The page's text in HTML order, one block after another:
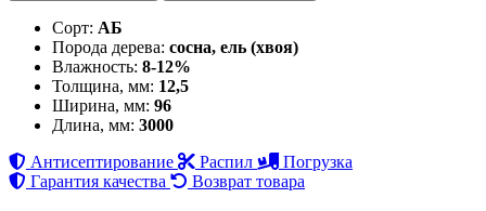
Сорт: АБ
Порода дерева: сосна, ель (хвоя)
Влажность: 8-12%
Толщина, мм: 12,5
Ширина, мм: 96
Длина, мм: 3000
Антисептирование
Распил
Погрузка
Гарантия качества
Возврат товара